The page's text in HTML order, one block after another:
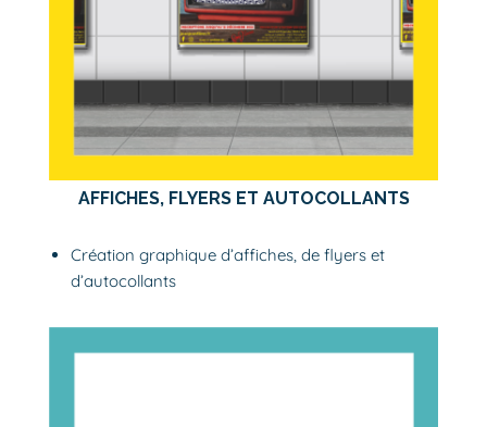
AFFICHES, FLYERS ET AUTOCOLLANTS
Création graphique d’affiches, de flyers et
d’autocollants